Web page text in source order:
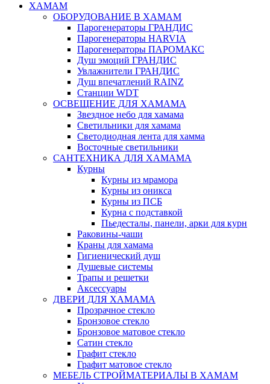
ХАМАМ
ОБОРУДОВАНИЕ В ХАМАМ
Парогенераторы ГРАНДИС
Парогенераторы HARVIA
Парогенераторы ПАРОМАКС
Душ эмоций ГРАНДИС
Увлажнители ГРАНДИС
Душ впечатлений RAINZ
Станции WDT
ОСВЕЩЕНИЕ ДЛЯ ХАМАМА
Звездное небо для хамама
Светильники для хамама
Светодиодная лента для хамма
Восточные светильники
САНТЕХНИКА ДЛЯ ХАМАМА
Курны
Курны из мрамора
Курны из оникса
Курны из ПСБ
Курна с подставкой
Пьедесталы, панели, арки для курн
Раковины-чаши
Краны для хамама
Гигиенический душ
Душевые системы
Трапы и решетки
Аксессуары
ДВЕРИ ДЛЯ ХАМАМА
Прозрачное стекло
Бронзовое стекло
Бронзовое матовое стекло
Сатин стекло
Графит стекло
Графит матовое стекло
МЕБЕЛЬ СТРОЙМАТЕРИАЛЫ В ХАМАМ